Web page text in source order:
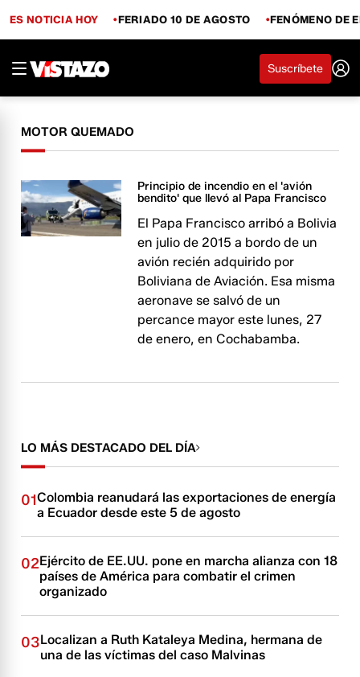
ES NOTICIA HOY FERIADO 10 DE AGOSTO FENÓMENO DE
Suscríbete
MOTOR QUEMADO
Principio de incendio en el 'avión
bendito' que llevó al Papa Francisco
El Papa Francisco arribó a Bolivia
en julio de 2015 a bordo de un
avión recién adquirido por
Boliviana de Aviación. Esa misma
aeronave se salvó de un
percance mayor este lunes, 27
de enero, en Cochabamba.
LO MÁS DESTACADO DEL DÍA
01Colombia reanudará las exportaciones de energía
a Ecuador desde este 5 de agosto
02Ejército de EE.UU. pone en marcha alianza con 18
países de América para combatir el crimen
organizado
03Localizan a Ruth Kataleya Medina, hermana de
una de las víctimas del caso Malvinas